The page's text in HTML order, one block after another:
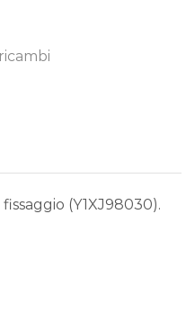
(Y1XJ98030).